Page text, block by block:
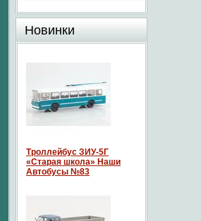
Новинки
Троллейбус ЗИУ-5Г
«Старая школа» Наши
Автобусы №83